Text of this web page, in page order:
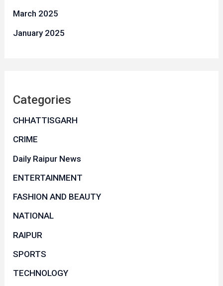
March 2025
January 2025
Categories
CHHATTISGARH
CRIME
Daily Raipur News
ENTERTAINMENT
FASHION AND BEAUTY
NATIONAL
RAIPUR
SPORTS
TECHNOLOGY